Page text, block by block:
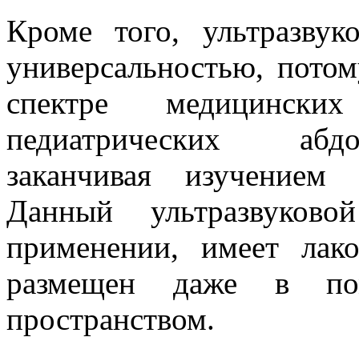
Кроме того,
универсальностью,
спектре
педиатрических
заканчивая
Данный
применении, имеет
размещен даже в
пространством.